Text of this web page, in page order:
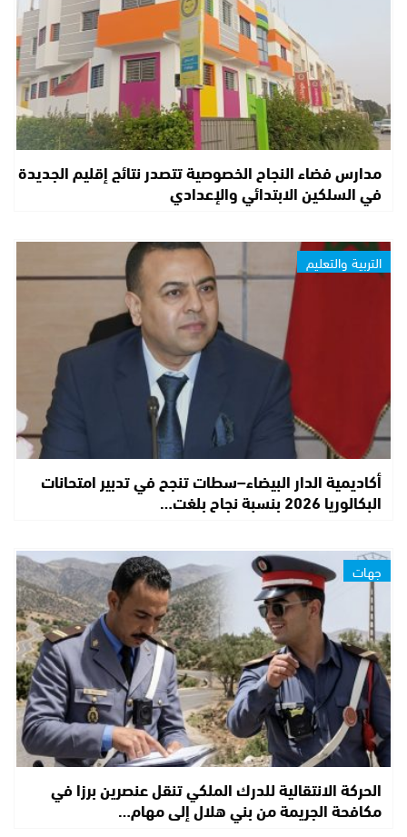
مدارس فضاء النجاح الخصوصية تتصدر نتائج إقليم الجديدة
في السلكين الابتدائي والإعدادي
التربية والتعليم
أكاديمية الدار البيضاء–سطات تنجح في تدبير امتحانات
البكالوريا 2026 بنسبة نجاح بلغت…
جهات
الحركة الانتقالية للدرك الملكي تنقل عنصرين برزا في
مكافحة الجريمة من بني هلال إلى مهام…